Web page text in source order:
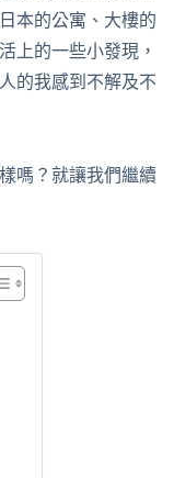
本的公寓、大樓的
上的一些小發現，
的我感到不解及不
嗎？就讓我們繼續